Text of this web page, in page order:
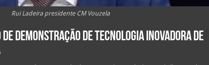
Rui Ladeira presidente CM Vouzela
demonstração de tecnologia inovadora de